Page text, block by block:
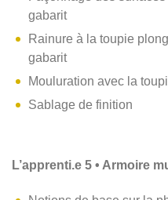
gabarit
Rainure à la toupie
gabarit
Mouluration avec la
Sablage de finition
L’apprenti.e 5 • Armoire